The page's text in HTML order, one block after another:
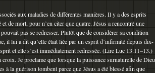
aux maladies de différentes manières. Il y a des esprits
de mort, pour n’en citer que quatre. Jésus a rencontré une
pas se redresser. Plutôt que de considérer sa condition
il lui a dit qu’elle était liée par un esprit d’infirmité depuis dix-
et elle s’est immédiatement redressée. (Lire Luc 13:11–13.)
Je proclame que lorsque la puissance surnaturelle de Dieu
à la guérison tombent parce que Jésus a été blessé afin que